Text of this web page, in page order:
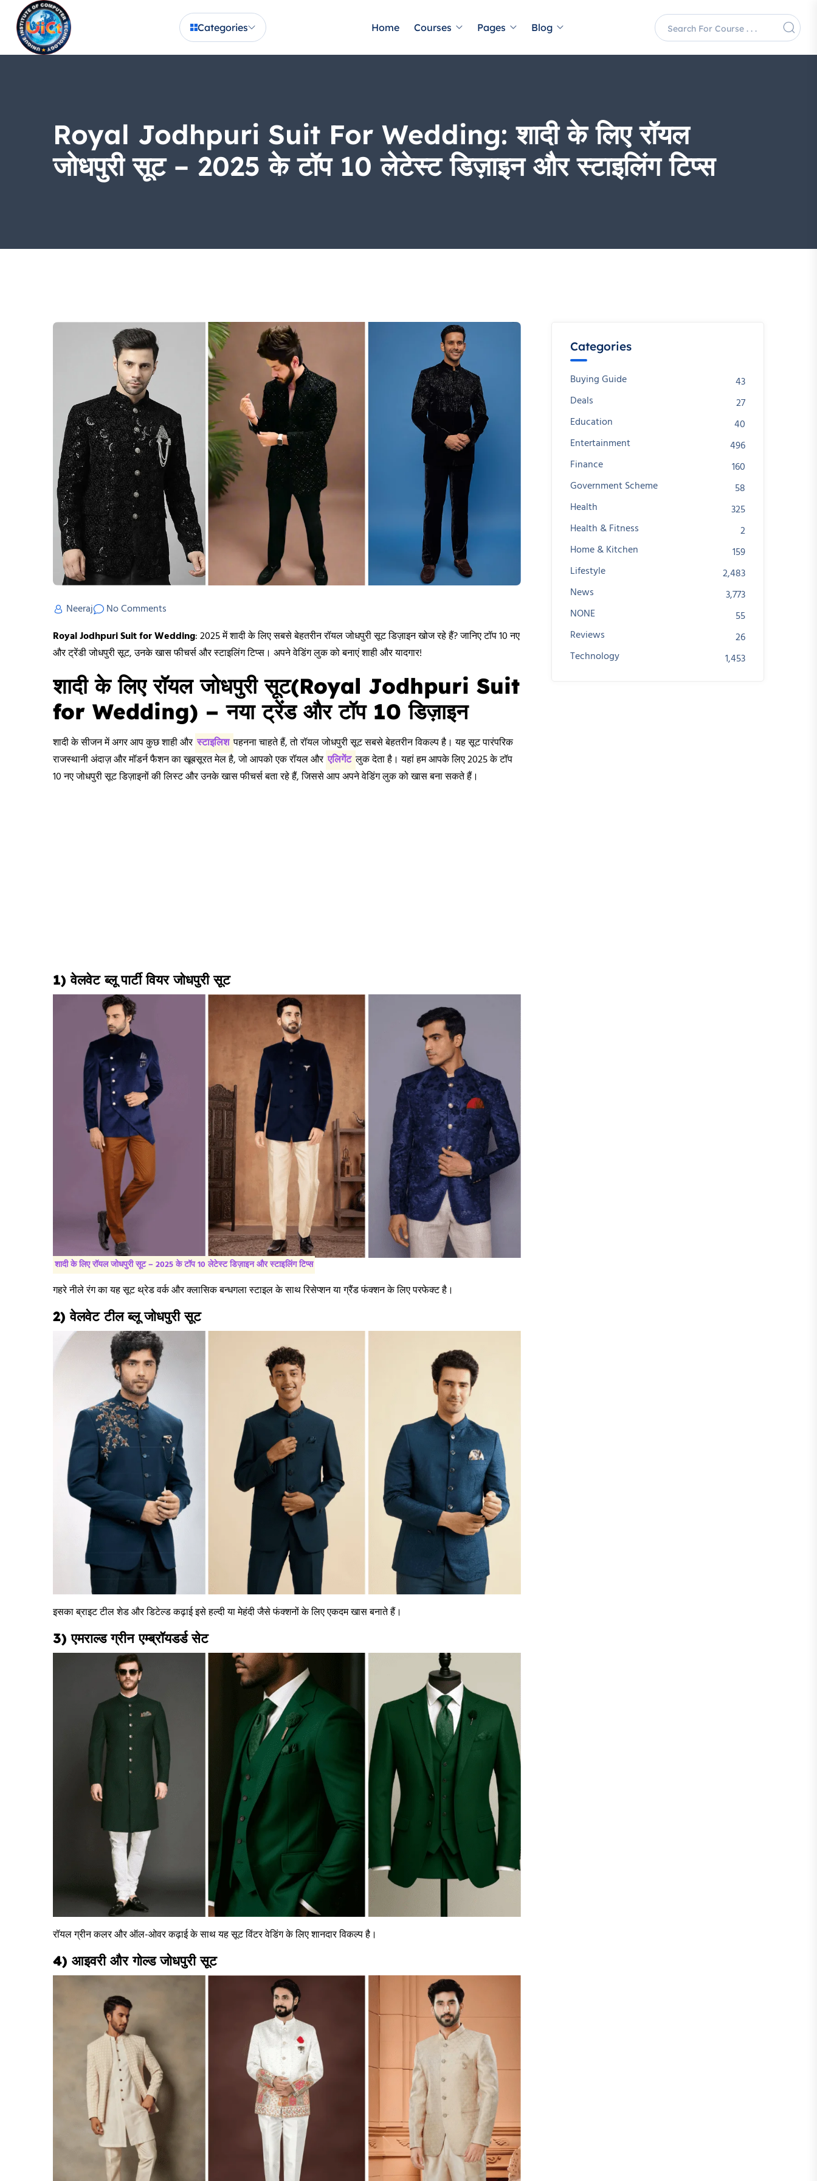
Categories Home Courses Pages Blog
Royal Jodhpuri Suit For Wedding: शादी के लिए रॉयल
जोधपुरी सूट – 2025 के टॉप 10 लेटेस्ट डिज़ाइन और स्टाइलिंग टिप्स
Neeraj
No Comments
Royal Jodhpuri Suit for Wedding: 2025 में शादी के लिए सबसे बेहतरीन रॉयल जोधपुरी सूट डिज़ाइन खोज रहे हैं? जानिए टॉप 10 नए
और ट्रेंडी जोधपुरी सूट, उनके खास फीचर्स और स्टाइलिंग टिप्स। अपने वेडिंग लुक को बनाएं शाही और यादगार!
शादी के लिए रॉयल जोधपुरी सूट(Royal Jodhpuri Suit
for Wedding) – नया ट्रेंड और टॉप 10 डिज़ाइन
शादी के सीजन में अगर आप कुछ शाही और स्टाइलिश पहनना चाहते हैं, तो रॉयल जोधपुरी सूट सबसे बेहतरीन विकल्प है। यह सूट पारंपरिक
राजस्थानी अंदाज़ और मॉडर्न फैशन का खूबसूरत मेल है, जो आपको एक रॉयल और एलिगेंट लुक देता है। यहां हम आपके लिए 2025 के टॉप
10 नए जोधपुरी सूट डिज़ाइनों की लिस्ट और उनके खास फीचर्स बता रहे हैं, जिससे आप अपने वेडिंग लुक को खास बना सकते हैं।
1) वेलवेट ब्लू पार्टी वियर जोधपुरी सूट
शादी के लिए रॉयल जोधपुरी सूट – 2025 के टॉप 10 लेटेस्ट डिज़ाइन और स्टाइलिंग टिप्स
गहरे नीले रंग का यह सूट थ्रेड वर्क और क्लासिक बन्धगला स्टाइल के साथ रिसेप्शन या ग्रैंड फंक्शन के लिए परफेक्ट है।
2) वेलवेट टील ब्लू जोधपुरी सूट
इसका ब्राइट टील शेड और डिटेल्ड कढ़ाई इसे हल्दी या मेहंदी जैसे फंक्शनों के लिए एकदम खास बनाते हैं।
3) एमराल्ड ग्रीन एम्ब्रॉयडर्ड सेट
रॉयल ग्रीन कलर और ऑल-ओवर कढ़ाई के साथ यह सूट विंटर वेडिंग के लिए शानदार विकल्प है।
4) आइवरी और गोल्ड जोधपुरी सूट
Categories
Buying Guide
43
Deals
27
Education
40
Entertainment
496
Finance
160
Government Scheme
58
Health
325
Health & Fitness
2
Home & Kitchen
159
Lifestyle
2,483
News
3,773
NONE
55
Reviews
26
Technology
1,453